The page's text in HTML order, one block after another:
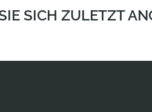
SICH ZULETZT